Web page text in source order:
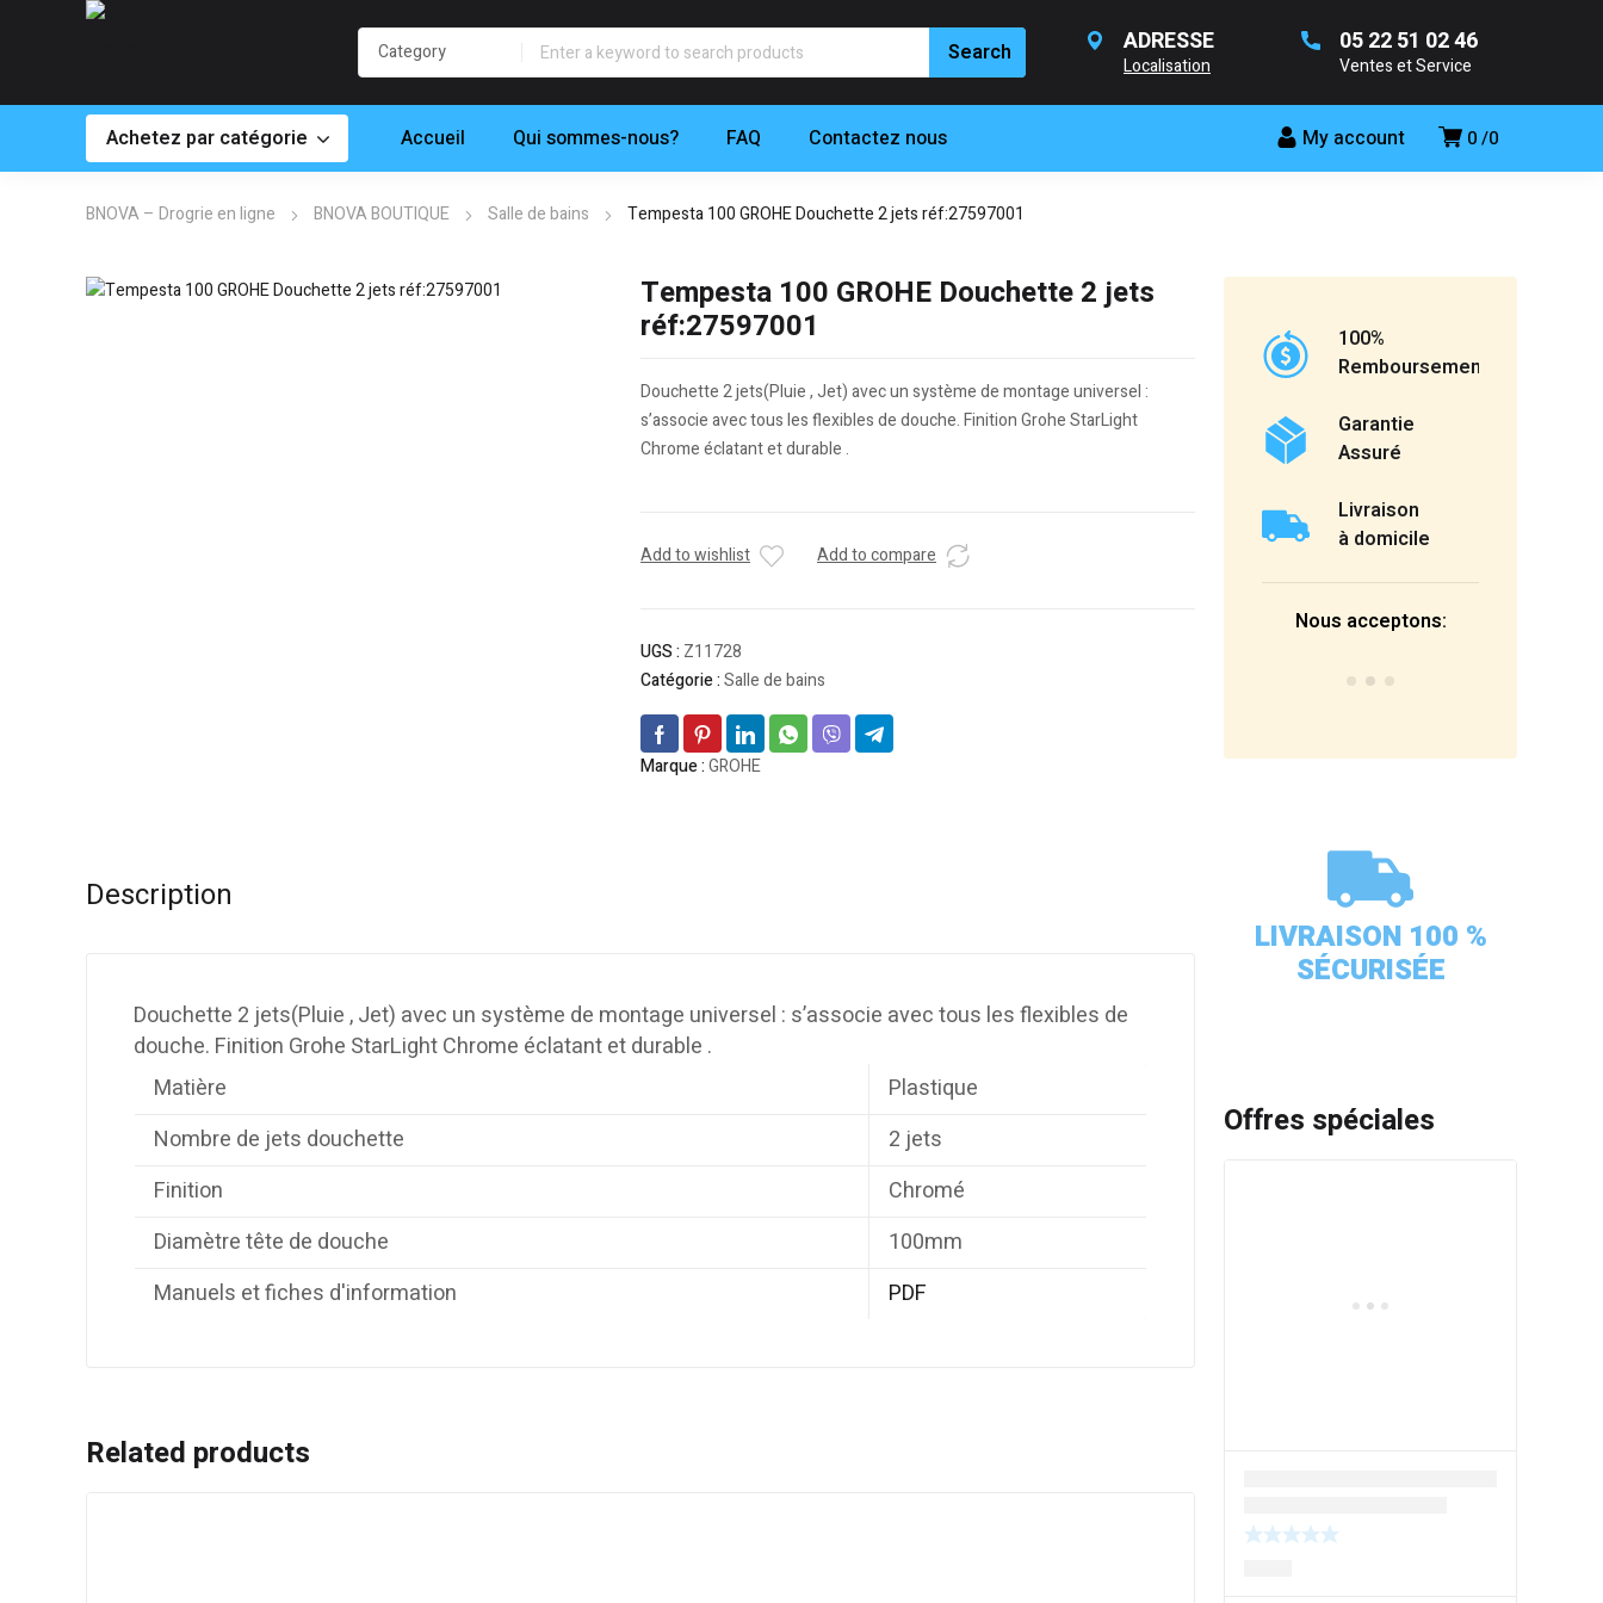
ADRESSE
Localisation
05 22 51 02 46
Ventes et Service
0 0
My account
Achetez par catégorie Accueil Qui sommes-nous? FAQ Contactez nous
BNOVA – Drogrie en ligne BNOVA BOUTIQUE Salle de bains Tempesta 100 GROHE Douchette 2 jets réf:27597001
Tempesta 100 GROHE Douchette 2 jets
réf:27597001
Douchette 2 jets(Pluie , Jet) avec un système de montage universel :
s’associe avec tous les flexibles de douche. Finition Grohe StarLight
Chrome éclatant et durable .
Add to wishlist Add to compare
UGS : Z11728
Catégorie :Salle de bains
Marque :GROHE
Description
Douchette 2 jets(Pluie , Jet) avec un système de montage universel : s’associe avec tous les flexibles de
douche. Finition Grohe StarLight Chrome éclatant et durable .
Matière
Plastique
Nombre de jets douchette
2 jets
Finition
Chromé
Diamètre tête de douche
100mm
Manuels et fiches d'information
PDF
Related products
100%
Remboursement
Garantie
Assuré
Livraison
à domicile
Nous acceptons:
LIVRAISON 100 %
SÉCURISÉE
Offres spéciales